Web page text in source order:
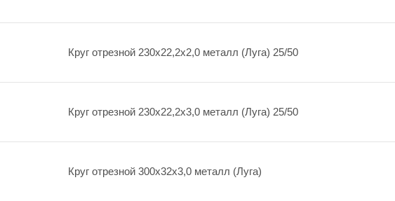
Круг отрезной 230х22,2х2,0 металл (Луга) 25/50
Круг отрезной 230х22,2х3,0 металл (Луга) 25/50
Круг отрезной 300х32х3,0 металл (Луга)